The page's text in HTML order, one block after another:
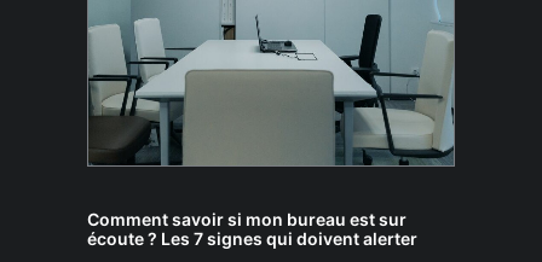
Comment savoir si mon bureau est sur
écoute ? Les 7 signes qui doivent alerter